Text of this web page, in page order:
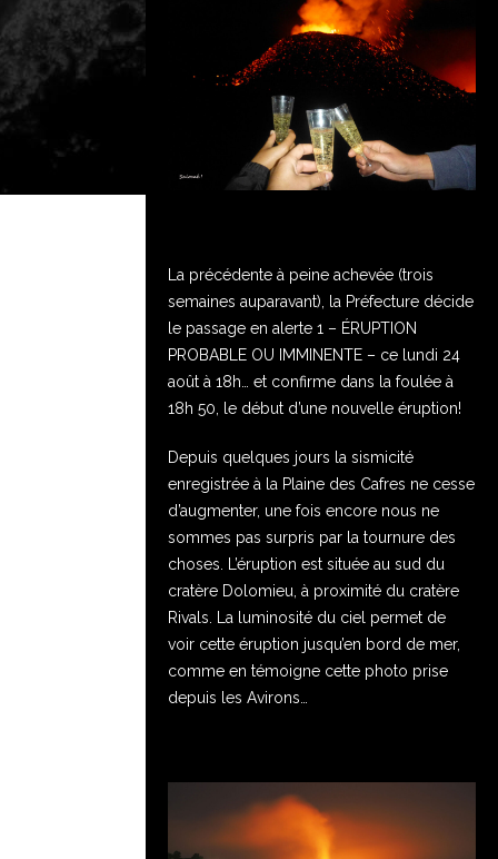
La précédente à peine achevée (trois
semaines auparavant), la Préfecture décide
le passage en alerte 1 – ÉRUPTION
PROBABLE OU IMMINENTE – ce lundi 24
août à 18h… et confirme dans la foulée à
18h 50, le début d’une nouvelle éruption!
Depuis quelques jours la sismicité
enregistrée à la Plaine des Cafres ne cesse
d’augmenter, une fois encore nous ne
sommes pas surpris par la tournure des
choses. L’éruption est située au sud du
cratère Dolomieu, à proximité du cratère
Rivals. La luminosité du ciel permet de
voir cette éruption jusqu’en bord de mer,
comme en témoigne cette photo prise
depuis les Avirons…